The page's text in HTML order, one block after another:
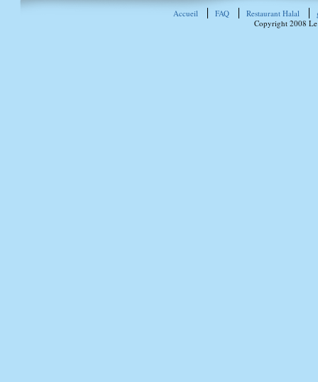
Accueil FAQ Restaurant Halal
Copyright 2008